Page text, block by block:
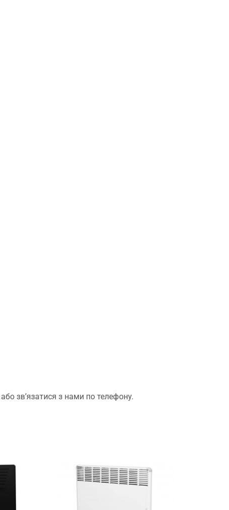
зв’язатися з нами по телефону.